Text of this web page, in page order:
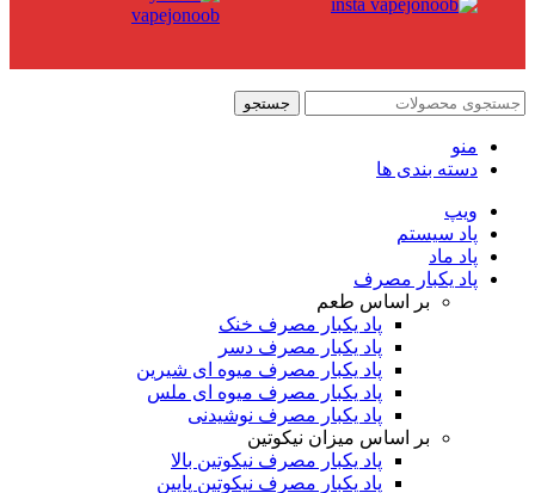
جستجو
منو
دسته بندی ها
ویپ
پاد سیستم
پاد ماد
پاد یکبار مصرف
بر اساس طعم
پاد یکبار مصرف خنک
پاد یکبار مصرف دسر
پاد یکبار مصرف میوه ای شیرین
پاد یکبار مصرف میوه ای ملس
پاد یکبار مصرف نوشیدنی
بر اساس میزان نیکوتین
پاد یکبار مصرف نیکوتین بالا
پاد یکبار مصرف نیکوتین پایین